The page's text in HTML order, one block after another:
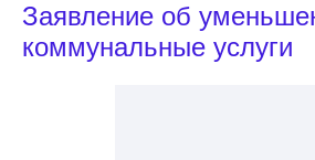
Заявление об
коммунальные услуги